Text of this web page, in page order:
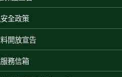
全政策
開放宣告
務信箱